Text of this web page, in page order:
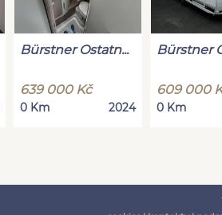
Bürstner Ostatn...
639 000 Kč
0 Km 2024
Bürstner
609 000
0 Km